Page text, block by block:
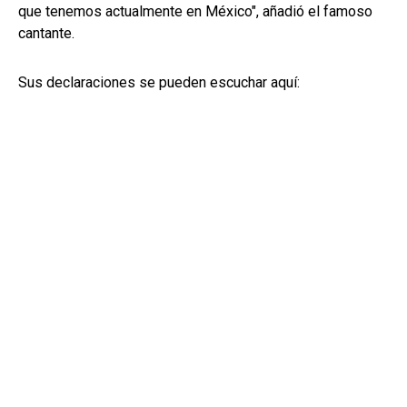
que tenemos actualmente en México", añadió el famoso
cantante.
Sus declaraciones se pueden escuchar aquí: